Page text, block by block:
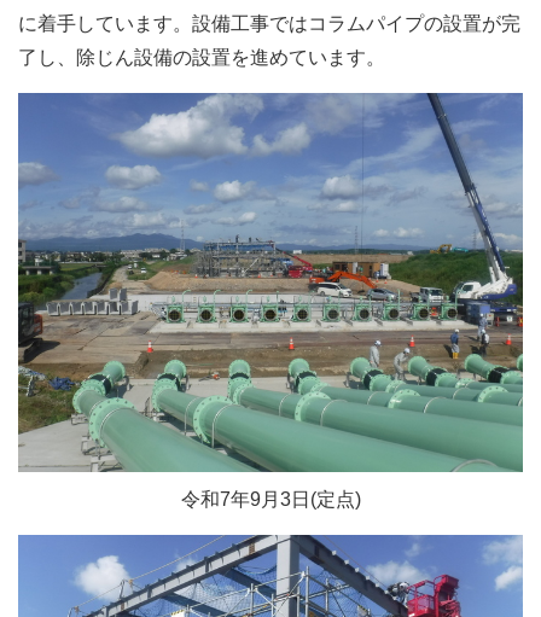
に着手しています。設備工事ではコラムパイプの設置が完
了し、除じん設備の設置を進めています。
令和7年9月3日(定点)